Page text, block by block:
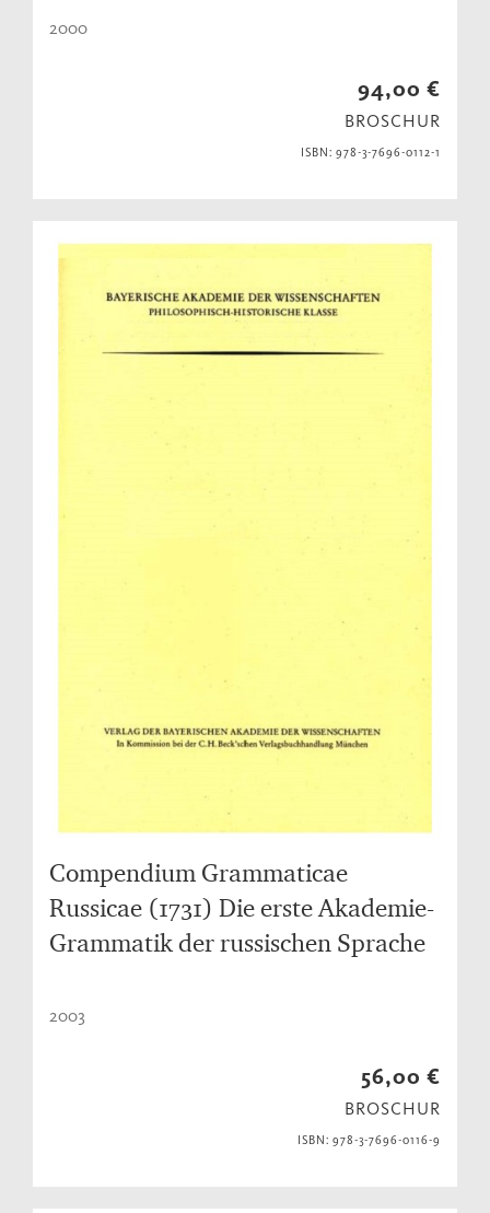
2000
94,00 €
BROSCHUR
ISBN: 978-3-7696-0112-1
Compendium Grammaticae
Russicae (1731) Die erste Akademie-
Grammatik der russischen Sprache
2003
56,00 €
BROSCHUR
ISBN: 978-3-7696-0116-9